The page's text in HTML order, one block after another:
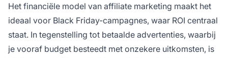
Het financiële model van affiliate marketing maakt het
ideaal voor Black Friday-campagnes, waar ROI centraal
staat. In tegenstelling tot betaalde advertenties, waarbij
je vooraf budget besteedt met onzekere uitkomsten, is